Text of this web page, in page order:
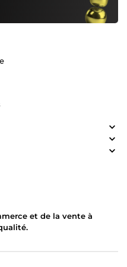
et de la vente à